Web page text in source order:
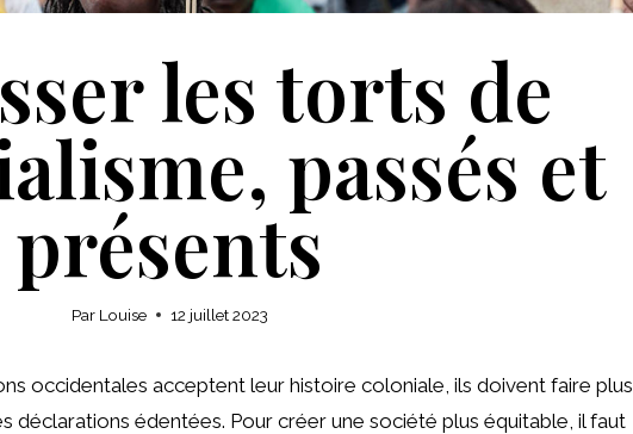
les torts de
passés et
présents
Par Louise 12 juillet 2023
occidentales acceptent leur histoire coloniale, ils doivent faire plus
déclarations édentées. Pour créer une société plus équitable, il faut